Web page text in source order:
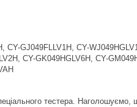
CY-GJ049FLLV1H, CY-
CY-GK049HGLV6H, CY-
тестера.